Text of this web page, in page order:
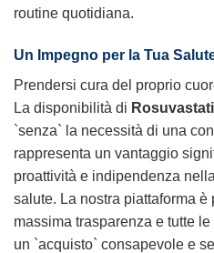
routine quotidiana.
Un Impegno per la Tua
Prendersi cura del proprio
La disponibilità di
`senza` la necessità di una
rappresenta un vantaggio
proattività e indipendenza
salute. La nostra piattaforma è
massima trasparenza e tutte
un `acquisto` consapevole e